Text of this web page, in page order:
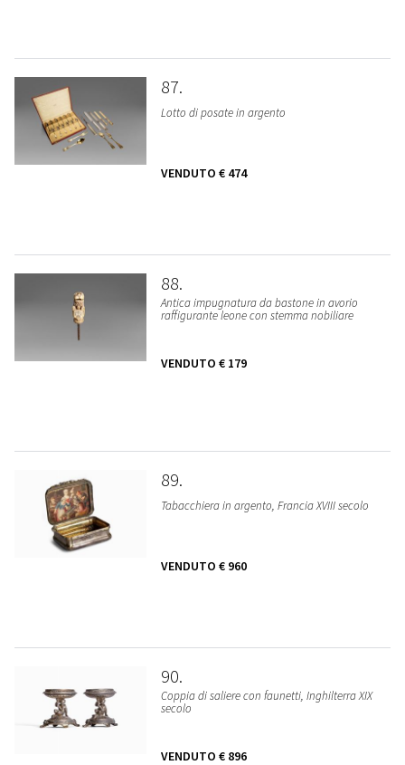
87
Lotto di posate in argento
VENDUTO € 474
88
Antica impugnatura da bastone in avorio
raffigurante leone con stemma nobiliare
VENDUTO € 179
89
Tabacchiera in argento, Francia XVIII secolo
VENDUTO € 960
90
Coppia di saliere con faunetti, Inghilterra XIX
secolo
VENDUTO € 896